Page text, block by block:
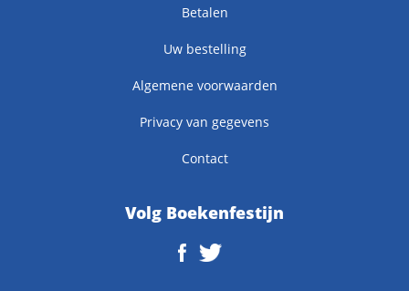
Betalen
Uw bestelling
Algemene voorwaarden
Privacy van gegevens
Contact
Volg Boekenfestijn